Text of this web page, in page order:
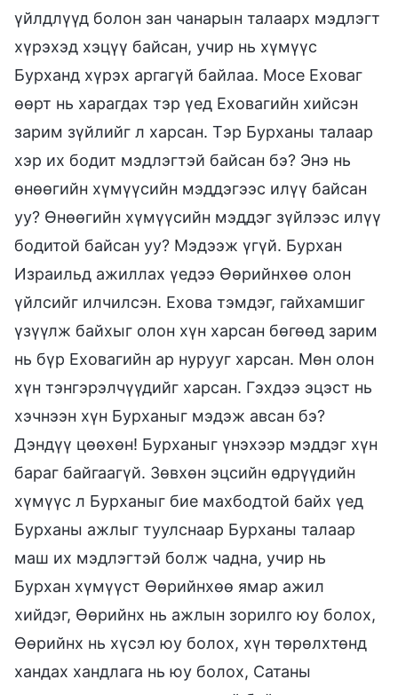
үйлдлүүд болон зан чанарын талаарх мэдлэгт
хүрэхэд хэцүү байсан, учир нь хүмүүс
Бурханд хүрэх аргагүй байлаа. Мосе Еховаг
өөрт нь харагдах тэр үед Еховагийн хийсэн
зарим зүйлийг л харсан. Тэр Бурханы талаар
хэр их бодит мэдлэгтэй байсан бэ? Энэ нь
өнөөгийн хүмүүсийн мэддэгээс илүү байсан
уу? Өнөөгийн хүмүүсийн мэддэг зүйлээс илүү
бодитой байсан уу? Мэдээж үгүй. Бурхан
Израильд ажиллах үедээ Өөрийнхөө олон
үйлсийг илчилсэн. Ехова тэмдэг, гайхамшиг
үзүүлж байхыг олон хүн харсан бөгөөд зарим
нь бүр Еховагийн ар нурууг харсан. Мөн олон
хүн тэнгэрэлчүүдийг харсан. Гэхдээ эцэст нь
хэчнээн хүн Бурханыг мэдэж авсан бэ?
Дэндүү цөөхөн! Бурханыг үнэхээр мэддэг хүн
бараг байгаагүй. Зөвхөн эцсийн өдрүүдийн
хүмүүс л Бурханыг бие махбодтой байх үед
Бурханы ажлыг туулснаар Бурханы талаар
маш их мэдлэгтэй болж чадна, учир нь
Бурхан хүмүүст Өөрийнхөө ямар ажил
хийдэг, Өөрийнх нь ажлын зорилго юу болох,
Өөрийнх нь хүсэл юу болох, хүн төрөлхтөнд
хандах хандлага нь юу болох, Сатаны